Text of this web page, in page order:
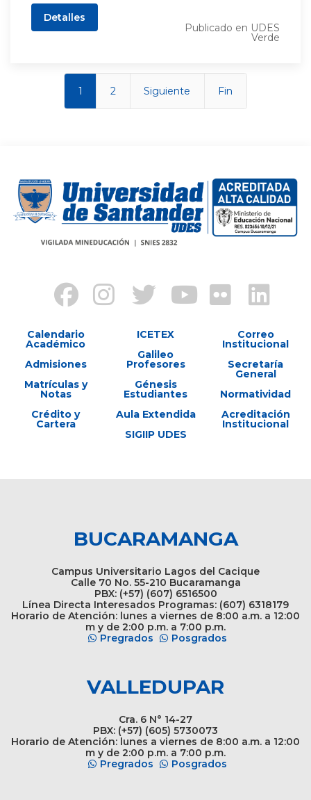
Detalles
Publicado en UDES
Verde
1 2 Siguiente Fin
Calendario
Académico
Admisiones
Matrículas y
Notas
Crédito y
Cartera
ICETEX
Galileo
Profesores
Génesis
Estudiantes
Aula Extendida
SIGIIP UDES
Correo
Institucional
Secretaría
General
Normatividad
Acreditación
Institucional
BUCARAMANGA
Campus Universitario Lagos del Cacique
Calle 70 No. 55-210 Bucaramanga
PBX: (+57) (607) 6516500
Línea Directa Interesados Programas: (607) 6318179
Horario de Atención: lunes a viernes de 8:00 a.m. a 12:00
m y de 2:00 p.m. a 7:00 p.m.
Pregrados
Posgrados
VALLEDUPAR
Cra. 6 N° 14-27
PBX: (+57) (605) 5730073
Horario de Atención: lunes a viernes de 8:00 a.m. a 12:00
m y de 2:00 p.m. a 7:00 p.m.
Pregrados
Posgrados